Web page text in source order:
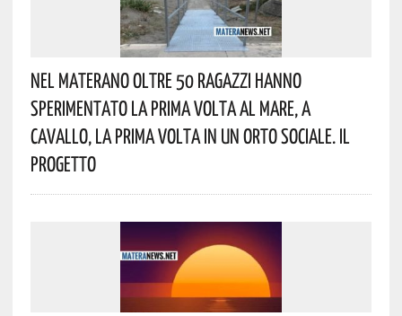
Nel Materano Oltre 50 Ragazzi Hanno
Sperimentato La Prima Volta Al Mare, A
Cavallo, La Prima Volta In Un Orto Sociale. Il
Progetto